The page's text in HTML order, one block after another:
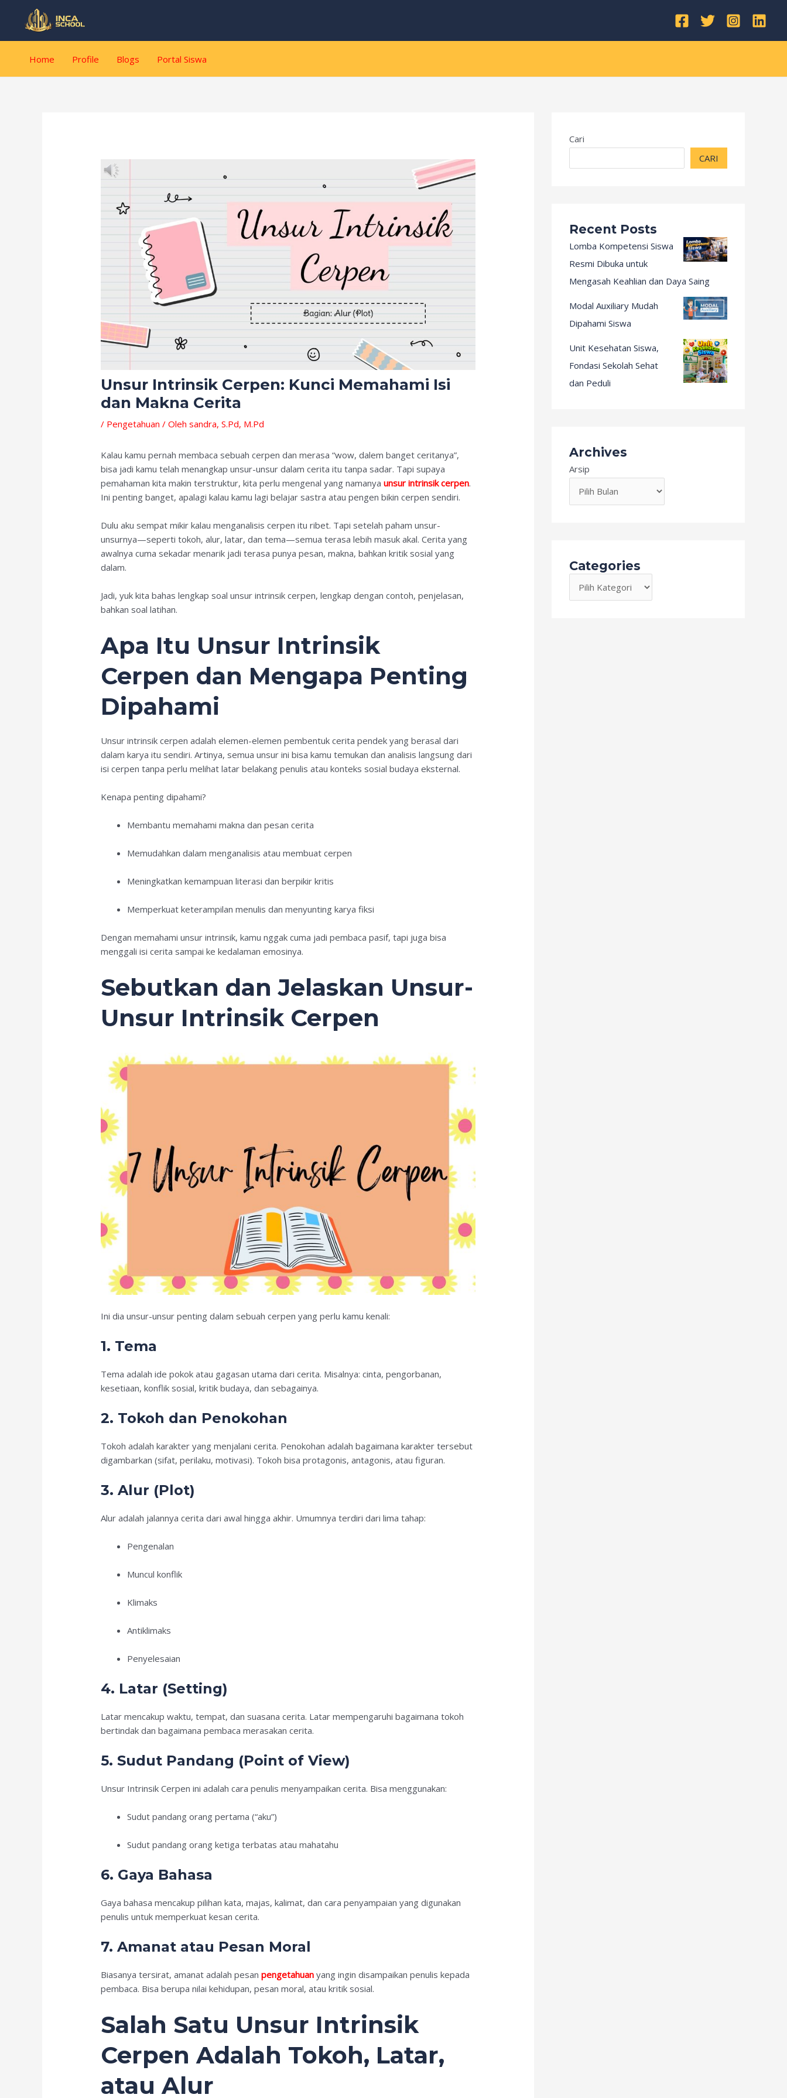
Home Profile Blogs Portal Siswa
Unsur Intrinsik Cerpen: Kunci Memahami Isi
dan Makna Cerita
/ Pengetahuan / Olehsandra, S.Pd, M.Pd
Kalau kamu pernah membaca sebuah cerpen dan merasa “wow, dalem banget ceritanya”,
bisa jadi kamu telah menangkap unsur-unsur dalam cerita itu tanpa sadar. Tapi supaya
pemahaman kita makin terstruktur, kita perlu mengenal yang namanyaunsur intrinsik cerpen.
Ini penting banget, apalagi kalau kamu lagi belajar sastra atau pengen bikin cerpen sendiri.
Dulu aku sempat mikir kalau menganalisis cerpen itu ribet. Tapi setelah paham unsur-
unsurnya—seperti tokoh, alur, latar, dan tema—semua terasa lebih masuk akal. Cerita yang
awalnya cuma sekadar menarik jadi terasa punya pesan, makna, bahkan kritik sosial yang
dalam.
Jadi, yuk kita bahas lengkap soal unsur intrinsik cerpen, lengkap dengan contoh, penjelasan,
bahkan soal latihan.
Apa Itu Unsur Intrinsik
Cerpen dan Mengapa Penting
Dipahami
Unsur intrinsik cerpen adalah elemen-elemen pembentuk cerita pendek yang berasal dari
dalam karya itu sendiri. Artinya, semua unsur ini bisa kamu temukan dan analisis langsung dari
isi cerpen tanpa perlu melihat latar belakang penulis atau konteks sosial budaya eksternal.
Kenapa penting dipahami?
Membantu memahami makna dan pesan cerita
Memudahkan dalam menganalisis atau membuat cerpen
Meningkatkan kemampuan literasi dan berpikir kritis
Memperkuat keterampilan menulis dan menyunting karya fiksi
Dengan memahami unsur intrinsik, kamu nggak cuma jadi pembaca pasif, tapi juga bisa
menggali isi cerita sampai ke kedalaman emosinya.
Sebutkan dan Jelaskan Unsur-
Unsur Intrinsik Cerpen
Ini dia unsur-unsur penting dalam sebuah cerpen yang perlu kamu kenali:
1. Tema
Tema adalah ide pokok atau gagasan utama dari cerita. Misalnya: cinta, pengorbanan,
kesetiaan, konflik sosial, kritik budaya, dan sebagainya.
2. Tokoh dan Penokohan
Tokoh adalah karakter yang menjalani cerita. Penokohan adalah bagaimana karakter tersebut
digambarkan (sifat, perilaku, motivasi). Tokoh bisa protagonis, antagonis, atau figuran.
3. Alur (Plot)
Alur adalah jalannya cerita dari awal hingga akhir. Umumnya terdiri dari lima tahap:
Pengenalan
Muncul konflik
Klimaks
Antiklimaks
Penyelesaian
4. Latar (Setting)
Latar mencakup waktu, tempat, dan suasana cerita. Latar mempengaruhi bagaimana tokoh
bertindak dan bagaimana pembaca merasakan cerita.
5. Sudut Pandang (Point of View)
Unsur Intrinsik Cerpen ini adalah cara penulis menyampaikan cerita. Bisa menggunakan:
Sudut pandang orang pertama (“aku”)
Sudut pandang orang ketiga terbatas atau mahatahu
6. Gaya Bahasa
Gaya bahasa mencakup pilihan kata, majas, kalimat, dan cara penyampaian yang digunakan
penulis untuk memperkuat kesan cerita.
7. Amanat atau Pesan Moral
Biasanya tersirat, amanat adalah pesanpengetahuan yang ingin disampaikan penulis kepada
pembaca. Bisa berupa nilai kehidupan, pesan moral, atau kritik sosial.
Salah Satu Unsur Intrinsik
Cerpen Adalah Tokoh, Latar,
atau Alur
navigation
Cari
CARI
Recent Posts
Lomba Kompetensi Siswa
Resmi Dibuka untuk
Mengasah Keahlian dan Daya Saing
Modal Auxiliary Mudah
Dipahami Siswa
Unit Kesehatan Siswa,
Fondasi Sekolah Sehat
dan Peduli
Archives
Arsip
Categories